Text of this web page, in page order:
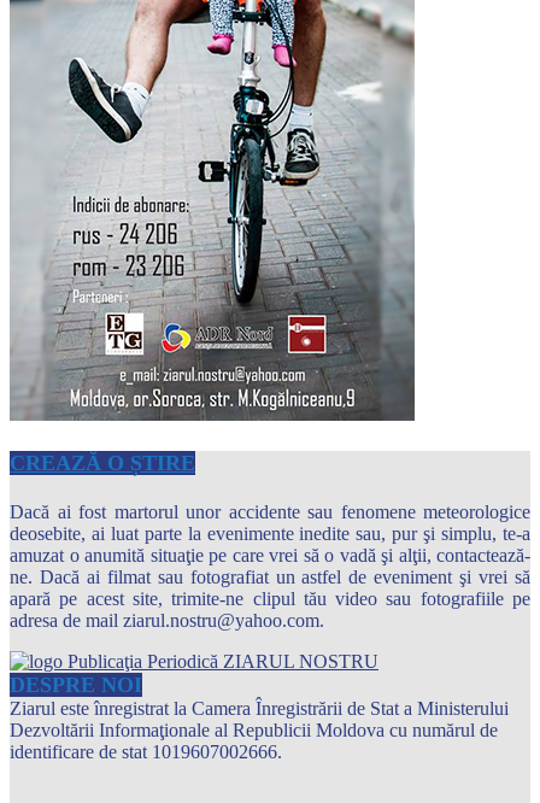
CREAZĂ O ȘTIRE
Dacă ai fost martorul unor accidente sau fenomene meteorologice
deosebite, ai luat parte la evenimente inedite sau, pur şi simplu, te-a
amuzat o anumită situaţie pe care vrei să o vadă şi alţii, contactează-
ne. Dacă ai filmat sau fotografiat un astfel de eveniment şi vrei să
apară pe acest site, trimite-ne clipul tău video sau fotografiile pe
adresa de mail ziarul.nostru@yahoo.com.
DESPRE NOI
Ziarul este înregistrat la Camera Înregistrării de Stat a Ministerului
Dezvoltării Informaţionale al Republicii Moldova cu numărul de
identificare de stat 1019607002666.